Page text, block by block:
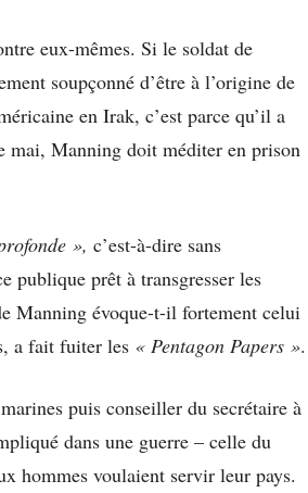
eux-mêmes. Si le soldat de
soupçonné d’être à l’origine de
en Irak, c’est parce qu’il a
mai, Manning doit méditer en prison
», c’est-à-dire sans
publique prêt à transgresser les
Manning évoque-t-il fortement celui
a fait fuiter les « Pentagon Papers ».
puis conseiller du secrétaire à
dans une guerre – celle du
hommes voulaient servir leur pays.